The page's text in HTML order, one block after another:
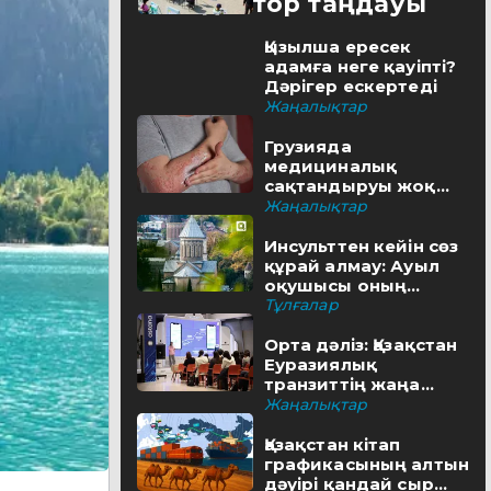
Қызылша ересек
адамға неге қауіпті?
Дәрігер ескертеді
Жаңалықтар
Грузияда
медициналық
сақтандыруы жоқ
туристерге айыппұл
Жаңалықтар
Инсульттен кейін сөз
құрай алмау: Ауыл
оқушысы оның
шешімін тапты
Тұлғалар
Орта дәліз: Қазақстан
Еуразиялық
транзиттің жаңа
бағытын қалай салып
Жаңалықтар
Қазақстан кітап
графикасының алтын
дәуірі қандай сыр